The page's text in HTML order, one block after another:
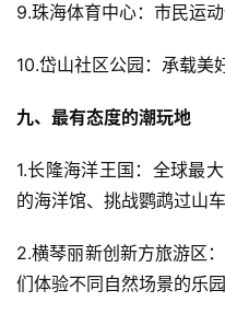
9.珠海体育中心：市民运
10.岱山社区公园：承载美
九、最有态度的潮玩地
1.长隆海洋王国：全球最
的海洋馆、挑战鹦鹉过山车
2.横琴丽新创新方旅游区
们体验不同自然场景的乐